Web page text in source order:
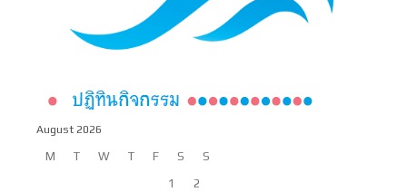
August 2026
M T W T F S S
1
2